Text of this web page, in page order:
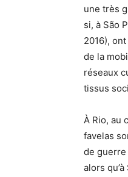
une très
si, à São
2016),
de la
réseaux
tissus
À Rio, au
favelas
de
alors